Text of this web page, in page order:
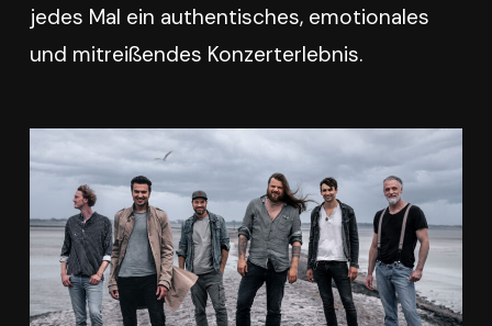
jedes Mal ein authentisches, emotionales
und mitreißendes Konzerterlebnis.